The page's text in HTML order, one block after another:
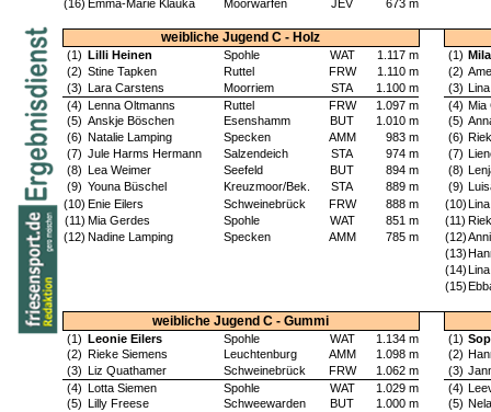
(16) Emma-Marie Klauka Moorwarfen JEV 673 m
weibliche Jugend C - Holz
(1) Lilli Heinen Spohle WAT 1.117 m (1)
(2) Stine Tapken Ruttel FRW 1.110 m (2)
(3) Lara Carstens Moorriem STA 1.100 m (3)
(4) Lenna Oltmanns Ruttel FRW 1.097 m (4) Mia
(5) Anskje Böschen Esenshamm BUT 1.010 m (5)
(6) Natalie Lamping Specken AMM 983 m (6)
(7) Jule Harms Hermann Salzendeich STA 974 m (7)
(8) Lea Weimer Seefeld BUT 894 m (8)
(9) Youna Büschel Kreuzmoor/Bek. STA 889 m (9)
(10) Enie Eilers Schweinebrück FRW 888 m (10)
(11) Mia Gerdes Spohle WAT 851 m (11)
(12) Nadine Lamping Specken AMM 785 m (12)
(13)
(14)
(15)
weibliche Jugend C - Gummi
(1) Leonie Eilers Spohle WAT 1.134 m (1)
(2) Rieke Siemens Leuchtenburg AMM 1.098 m (2)
(3) Liz Quathamer Schweinebrück FRW 1.062 m (3)
(4) Lotta Siemen Spohle WAT 1.029 m (4)
(5) Lilly Freese Schweewarden BUT 1.000 m (5)